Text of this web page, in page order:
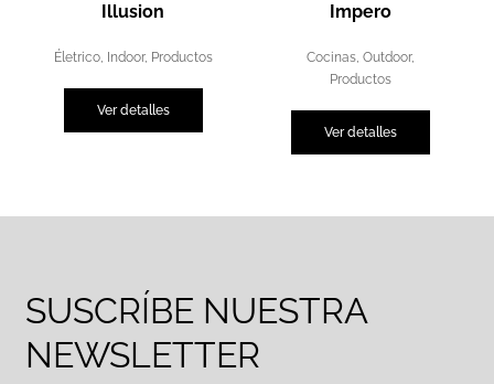
Illusion
Életrico, Indoor, Productos
Ver detalles
Impero
Cocinas ,Outdoor,
Productos
Ver detalles
SUSCRÍBE NUESTRA
NEWSLETTER